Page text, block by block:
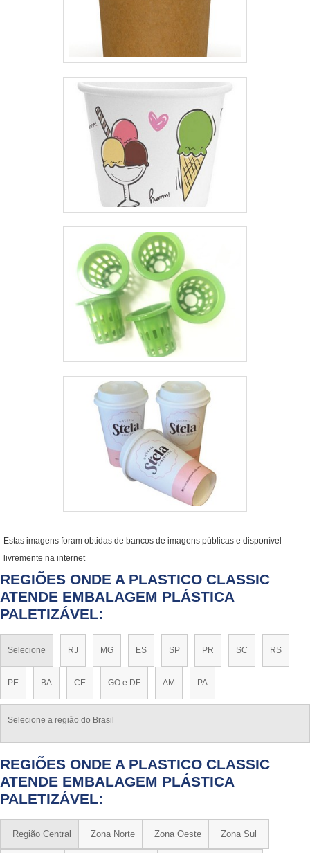
Estas imagens foram obtidas de bancos de imagens públicas e disponível
livremente na internet
REGIÕES ONDE A PLASTICO CLASSIC
ATENDE EMBALAGEM PLÁSTICA
PALETIZÁVEL:
Selecione RJ MG ES SP PR SC RS
PE BA CE GO e DF AM PA
Selecione a região do Brasil
REGIÕES ONDE A PLASTICO CLASSIC
ATENDE EMBALAGEM PLÁSTICA
PALETIZÁVEL:
Região Central Zona Norte Zona Oeste Zona Sul